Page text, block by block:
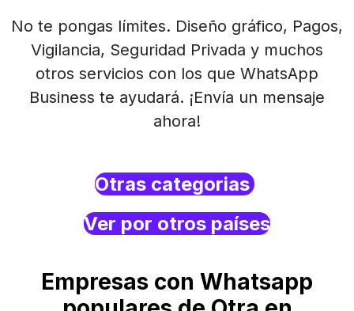
No te pongas límites. Diseño gráfico, Pagos,
Vigilancia, Seguridad Privada y muchos
otros servicios con los que WhatsApp
Business te ayudará. ¡Envía un mensaje
ahora!
Otras categorias
Ver por otros países
Empresas con Whatsapp